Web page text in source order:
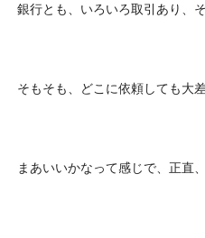
銀行とも、いろいろ取引あり、
そもそも、どこに依頼しても大
まあいいかなって感じで、正直